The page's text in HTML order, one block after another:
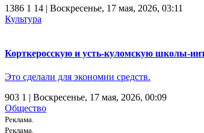
1386 1 14 | Воскресенье, 17 мая, 2026, 03:11
Культура
Корткеросскую и усть-куломскую школы-
Это сделали для экономии средств.
903 1 | Воскресенье, 17 мая, 2026, 00:09
Общество
Реклама.
Реклама.